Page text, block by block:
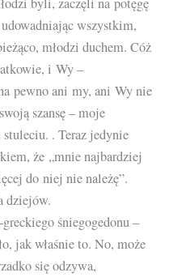
wszystkim,
młodzi duchem. Cóż
i Wy –
pewno ani my, ani Wy nie
szansę – moje
. Teraz jedynie
że „mnie najbardziej
do niej nie należę”.
dziejów.
śniegogedonu –
jak właśnie to. No, może
się odzywa,